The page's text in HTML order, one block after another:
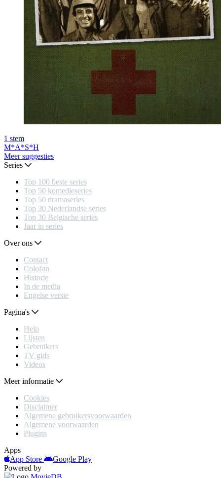
1 stem
M*A*S*H
Meer suggesties
Series
Top 100 beste series
Top 50 komedieseries
Top 50 dramaseries
Top 30 Nederlandse series
Top 30 Belgische series
Jaar in series
Over ons
Contact
Colofon
Historie
In de media
Engelse versie
Pagina's
Help
Lijsten
Gebruikers
TV gids
Videos
Meer informatie
Cookies
Disclaimer
Algemene gebruikersvoorwaarden
Algemene voorwaarden
Plugins
Apps
App Store
Google Play
Powered by